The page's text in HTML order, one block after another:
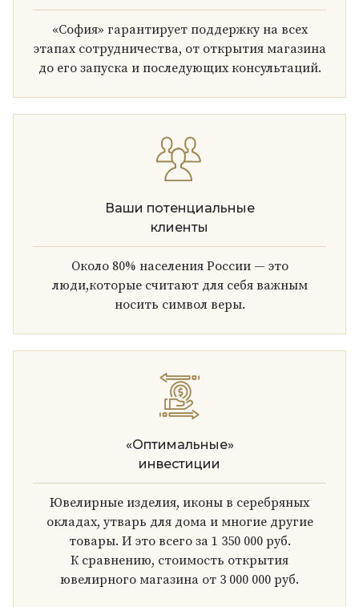
«София» гарантирует поддержку на всех
этапах сотрудничества, от открытия магазина
до его запуска и последующих консультаций.
Ваши потенциальные
клиенты
Около 80% населения России — это
люди,которые считают для себя важным
носить символ веры.
«Оптимальные»
инвестиции
Ювелирные изделия, иконы в серебряных
окладах, утварь для дома и многие другие
товары. И это всего за 1 350 000 руб.
К сравнению, стоимость открытия
ювелирного магазина от 3 000 000 руб.